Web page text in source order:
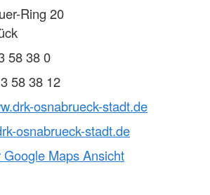
Ring 20
58 38 0
58 38 12
osnabrueck-stadt.de
osnabrueck-stadt.de
Google Maps Ansicht